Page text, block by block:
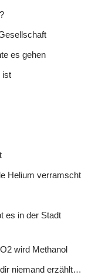
es gehen
ist
Helium verramscht
es in der Stadt
wird Methanol
niemand erzählt…